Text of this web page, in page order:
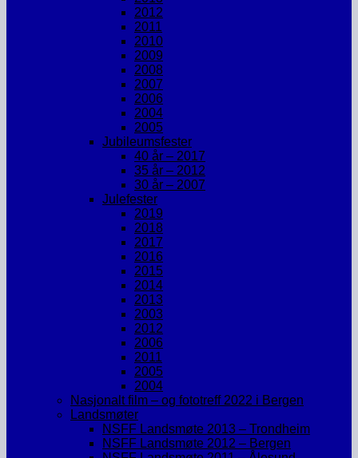
2012
2011
2010
2009
2008
2007
2006
2004
2005
Jubileumsfester
40 år – 2017
35 år – 2012
30 år – 2007
Julefester
2019
2018
2017
2016
2015
2014
2013
2003
2012
2006
2011
2005
2004
Nasjonalt film – og fototreff 2022 i Bergen
Landsmøter
NSFF Landsmøte 2013 – Trondheim
NSFF Landsmøte 2012 – Bergen